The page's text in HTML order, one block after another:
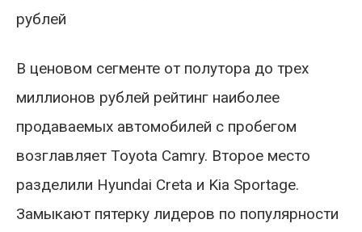
рублей
В ценовом сегменте от полутора до трех
миллионов рублей рейтинг наиболее
продаваемых автомобилей с пробегом
возглавляет Toyota Camry. Второе место
разделили Hyundai Creta и Kia Sportage.
Замыкают пятерку лидеров по популярности